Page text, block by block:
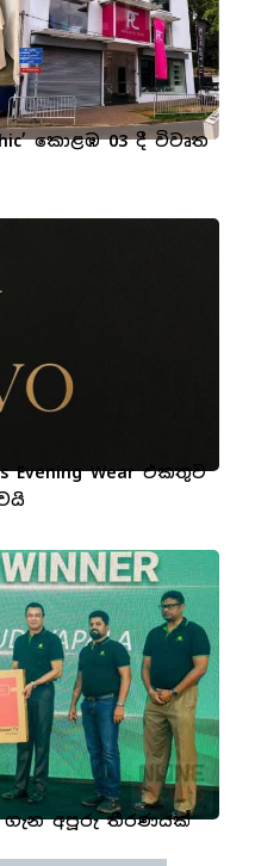
කොළඹ 03 දී විවෘත
Evening Wear එකතුව
ගැන අපූරු තීරණයක්